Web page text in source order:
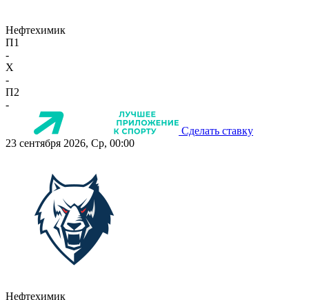
Нефтехимик
П1
-
X
-
П2
-
Сделать ставку
23 сентября 2026, Ср, 00:00
Нефтехимик